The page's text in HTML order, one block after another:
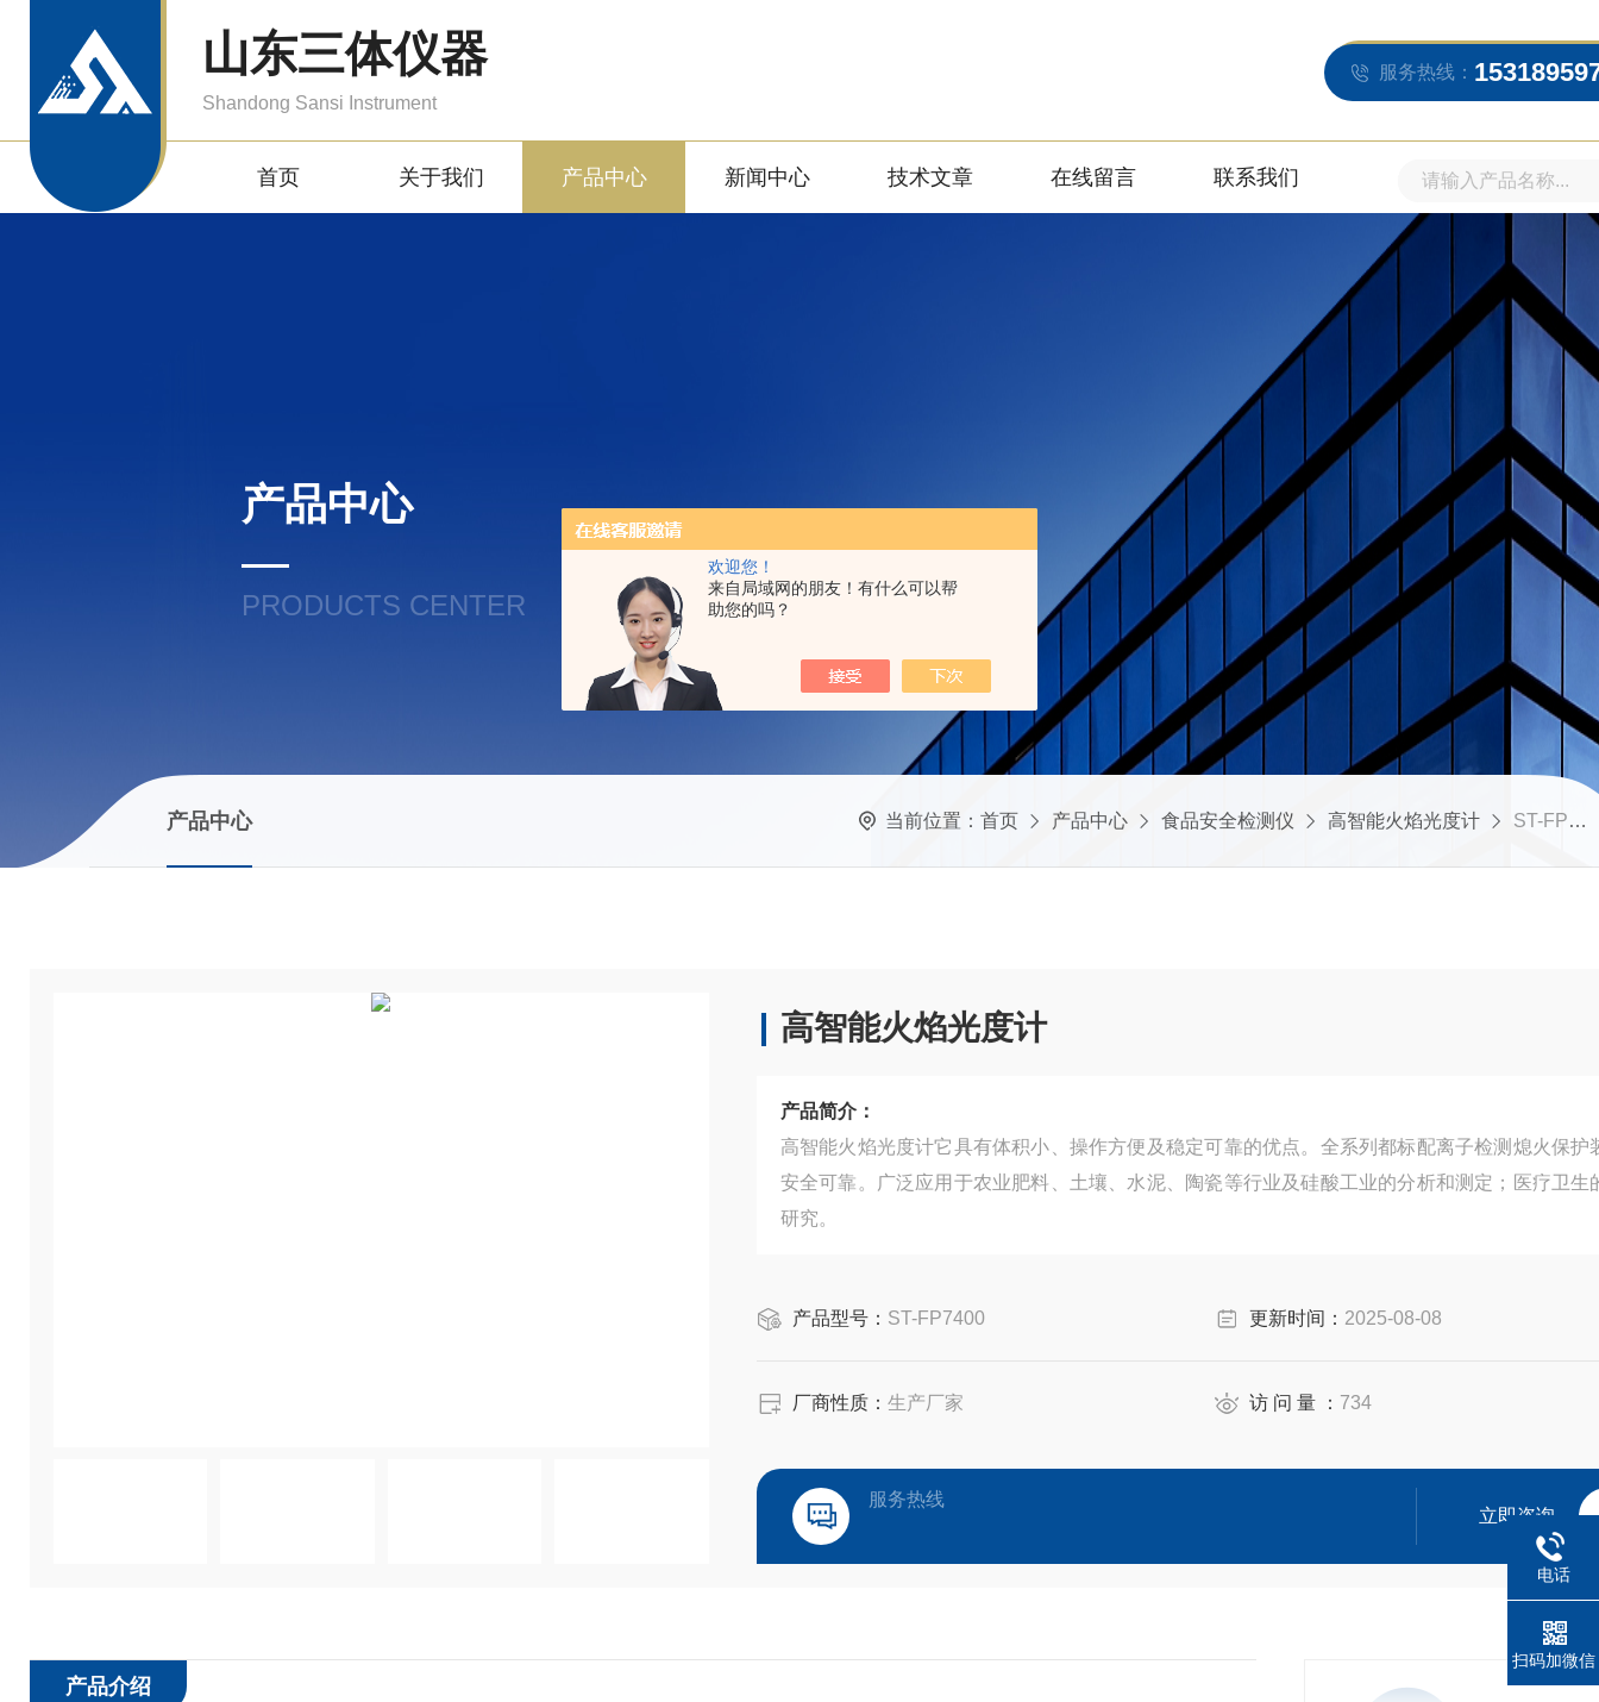
欢迎您！
来自局域网的朋友！有什么可以帮
助您的吗？
山东三体仪器
Shandong Sansi Instrument
服务热线：
首页 关于我们 产品中心 新闻中心 技术文章 在线留言 联系我们
产品中心
PRODUCTS CENTER
产品中心 当前位置： 首页 产品中心 食品安全检测仪 高智能火焰光度计 ST-FP7400高智能火焰光度计
高智能火焰光度计
产品简介：
高智能火焰光度计它具有体积小、操作方便及稳定可靠的优点。全系列都标配离子检测熄火保护
安全可靠。广泛应用于农业肥料、土壤、水泥、陶瓷等行业及硅酸工业的分析和测定；医疗卫生
研究。
产品型号： ST-FP7400 更新时间： 2025-08-08
厂商性质： 生产厂家 访 问 量 ： 734
服务热线
立即咨询
产品介绍
电话
扫码加微信